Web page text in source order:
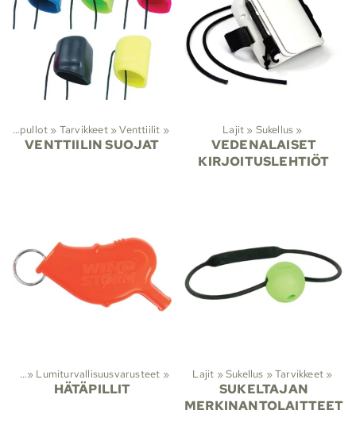
Sukelluspullot ‪» Tarvikkeet ‪»Venttiilit ‪»
VENTTIILIN SUOJAT
Lajit ‪» Sukellus ‪»
VEDENALAISET
KIRJOITUSLEHTIÖT
‪» Lumiturvallisuusvarusteet ‪»
HÄTÄPILLIT
Lajit ‪»Sukellus ‪»Tarvikkeet ‪»
SUKELTAJAN
MERKINANTOLAITTEET